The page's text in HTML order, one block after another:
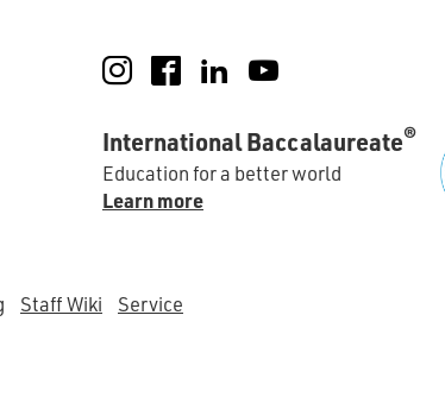
Instagram
FacebookLinkedIn
International Baccalaureate®
Education for a better world
Learn more
Staff Wiki
Service